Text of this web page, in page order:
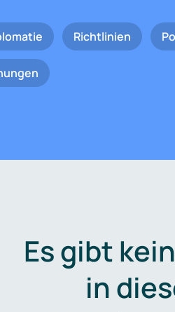
Richtlinien
Es gibt
in